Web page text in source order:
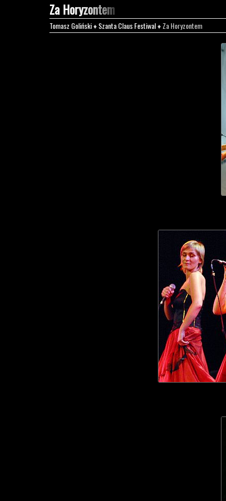
Za Horyzontem
Tomasz Goliński♦Szanta Claus Festiwal♦ Za Horyzontem